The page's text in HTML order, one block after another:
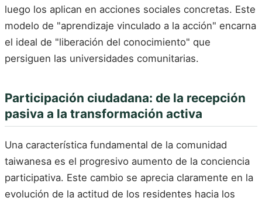
luego los aplican en acciones sociales concretas. Este
modelo de "aprendizaje vinculado a la acción" encarna
el ideal de "liberación del conocimiento" que
persiguen las universidades comunitarias.
Participación ciudadana: de la recepción
pasiva a la transformación activa
Una característica fundamental de la comunidad
taiwanesa es el progresivo aumento de la conciencia
participativa. Este cambio se aprecia claramente en la
evolución de la actitud de los residentes hacia los